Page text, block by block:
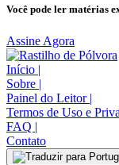
Você pode ler matérias
Assine Agora
Início |
Sobre |
Painel do Leitor |
Termos de Uso e
FAQ |
Contato